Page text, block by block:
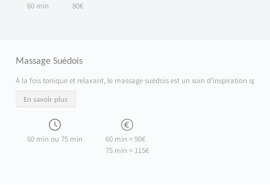
60 min 80€
Massage Suédois
À la fois tonique et relaxant, le massage suédois est un soin d’inspiration
En savoir plus
60 min ou 75 min
60 min = 90€
75 min = 115€